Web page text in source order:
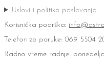
Uslovi i politika poslovanja
Korisnička podrška:
Telefon za poruke: 069 5504
Radno vreme radnje: